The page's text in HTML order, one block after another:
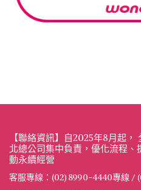
【聯絡資訊】自2025年8月起
北總公司集中負責，優化流程
動永續經營
客服專線：(02) 8990-4440專線 /